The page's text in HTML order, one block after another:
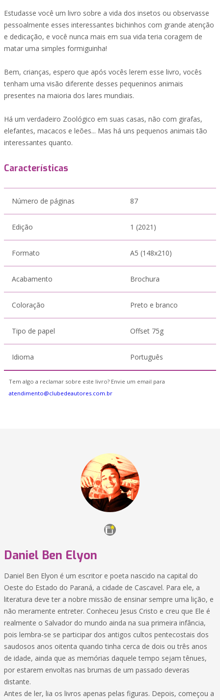
Estudasse você um livro sobre a vida dos insetos ou observasse
pessoalmente esses interessantes bichinhos com grande atenção
e dedicação, e você nunca mais em sua vida teria coragem de
matar uma simples formiguinha!
Bem, crianças, espero que após vocês lerem esse livro, vocês
tenham uma visão diferente desses pequeninos animais
presentes na maioria dos lares mundiais.
Há um verdadeiro Zoológico em suas casas, não com girafas,
elefantes, macacos e leões... Mas há uns pequenos animais tão
interessantes quanto.
Características
Número de páginas 87
Edição 1 (2021)
Formato A5 (148x210)
Acabamento Brochura
Coloração Preto e branco
Tipo de papel Offset 75g
Idioma Português
Tem algo a reclamar sobre este livro? Envie um email para
atendimento@clubedeautores.com.br
Daniel Ben Elyon
Daniel Ben Elyon é um escritor e poeta nascido na capital do
Oeste do Estado do Paraná, a cidade de Cascavel. Para ele, a
literatura deve ter a nobre missão de ensinar sempre uma lição, e
não meramente entreter. Conheceu Jesus Cristo e creu que Ele é
realmente o Salvador do mundo ainda na sua primeira infância,
pois lembra-se se participar dos antigos cultos pentecostais dos
saudosos anos oitenta quando tinha cerca de dois ou três anos
de idade, ainda que as memórias daquele tempo sejam tênues,
por estarem envoltas nas brumas de um passado deveras
distante.
Antes de ler, lia os livros apenas pelas figuras. Depois, começou a